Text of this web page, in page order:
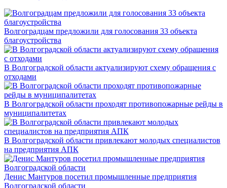
Волгоградцам предложили для голосования 33 объекта
благоустройства
В Волгоградской области актуализируют схему обращения с
отходами
В Волгоградской области проходят противопожарные рейды в
муниципалитетах
В Волгоградской области привлекают молодых специалистов
на предприятия АПК
Денис Мантуров посетил промышленные предприятия
Волгоградской области